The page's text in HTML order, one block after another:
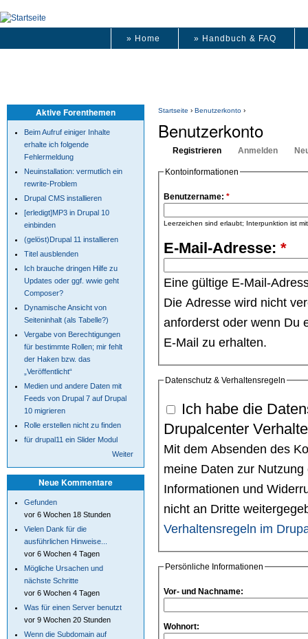
» Home » Handbuch & FAQ
Startseite › Benutzerkonto ›
Benutzerkonto
Registrieren Anmelden
Kontoinformationen
Benutzername: *
Leerzeichen sind erlaubt; Interpunktion ist
E-Mail-Adresse: *
Eine gültige E-Mail-
Die Adresse wird nicht
anforderst oder wenn Du
E-Mail zu erhalten.
Datenschutz & Verhaltensregeln
Ich habe die
Drupalcenter
Mit dem Absenden des
meine Daten zur
Informationen und
nicht an Dritte
Verhaltensregeln im
Persönliche Informationen
Vor- und Nachname:
Wohnort:
Aktive Forenthemen
Beim Aufruf einiger Inhalte
erhalte ich folgende
Fehlermeldung
Neuinstallation: vermutlich ein
rewrite-Problem
Drupal CMS installieren
[erledigt]MP3 in Drupal 10
einbinden
(gelöst)Drupal 11 installieren
Titel ausblenden
Ich brauche dringen Hilfe zu
Updates oder ggf. wwie geht
Composer?
Dynamische Ansicht von
Seiteninhalt (als Tabelle?)
Vergabe von Berechtigungen
für bestimmte Rollen; mir fehlt
der Haken bzw. das
„Veröffentlicht“
Medien und andere Daten mit
Feeds von Drupal 7 auf Drupal
10 migrieren
Rolle erstellen nicht zu finden
für drupal11 ein Slider Modul
Weiter
Neue Kommentare
Gefunden
vor 6 Wochen 18 Stunden
Vielen Dank für die
ausführlichen Hinweise...
vor 6 Wochen 4 Tagen
Mögliche Ursachen und
nächste Schritte
vor 6 Wochen 4 Tagen
Was für einen Server benutzt
vor 9 Wochen 20 Stunden
Wenn die Subdomain auf